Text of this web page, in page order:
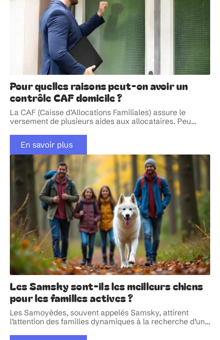
Pour quelles raisons peut-on avoir un
contrôle CAF domicile ?
La CAF (Caisse d’Allocations Familiales) assure le
versement de plusieurs aides aux allocataires. Peu…
En savoir plus
Les Samsky sont-ils les meilleurs chiens
pour les familles actives ?
Les Samoyèdes, souvent appelés Samsky, attirent
l’attention des familles dynamiques à la recherche d’un…